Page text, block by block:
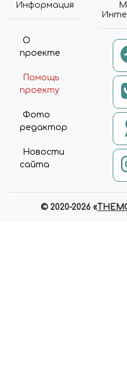
Информация
О
проекте
Помощь
проекту
Фото
редактор
Новости
сайта
© 2020-2026 «